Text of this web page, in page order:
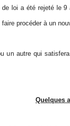
loi a été rejeté le 9
procéder à un
un autre qui
Quelques